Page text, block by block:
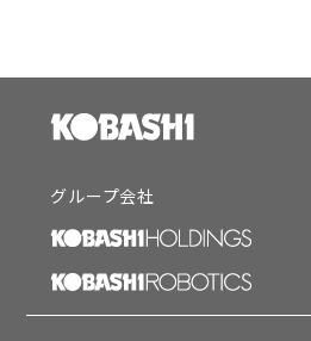
グループ会社